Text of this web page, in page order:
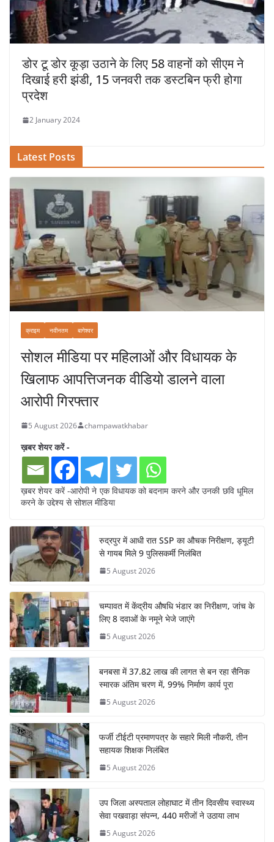
डोर टू डोर कूड़ा उठाने के लिए 58 वाहनों को सीएम ने
दिखाई हरी झंडी, 15 जनवरी तक डस्टबिन फ्री होगा
प्रदेश
2 January 2024
Latest Posts
क्राइम नवीनतम बागेश्वर
सोशल मीडिया पर महिलाओं और विधायक के
खिलाफ आपत्तिजनक वीडियो डालने वाला
आरोपी गिरफ्तार
5 August 2026 champawatkhabar
ख़बर शेयर करें -
ख़बर शेयर करें -आरोपी ने एक विधायक को बदनाम करने और उनकी छवि धूमिल
करने के उद्देश्य से सोशल मीडिया
रुद्रपुर में आधी रात SSP का औचक निरीक्षण, ड्यूटी
से गायब मिले 9 पुलिसकर्मी निलंबित
5 August 2026
चम्पावत में केंद्रीय औषधि भंडार का निरीक्षण, जांच के
लिए 8 दवाओं के नमूने भेजे जाएंगे
5 August 2026
बनबसा में 37.82 लाख की लागत से बन रहा सैनिक
स्मारक अंतिम चरण में, 99% निर्माण कार्य पूरा
5 August 2026
फर्जी टीईटी प्रमाणपत्र के सहारे मिली नौकरी, तीन
सहायक शिक्षक निलंबित
5 August 2026
उप जिला अस्पताल लोहाघाट में तीन दिवसीय स्वास्थ्य
सेवा पखवाड़ा संपन्न, 440 मरीजों ने उठाया लाभ
5 August 2026